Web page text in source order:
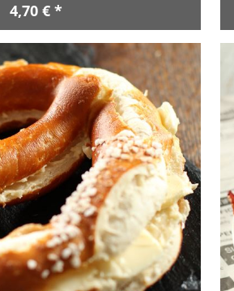
4,70 € *